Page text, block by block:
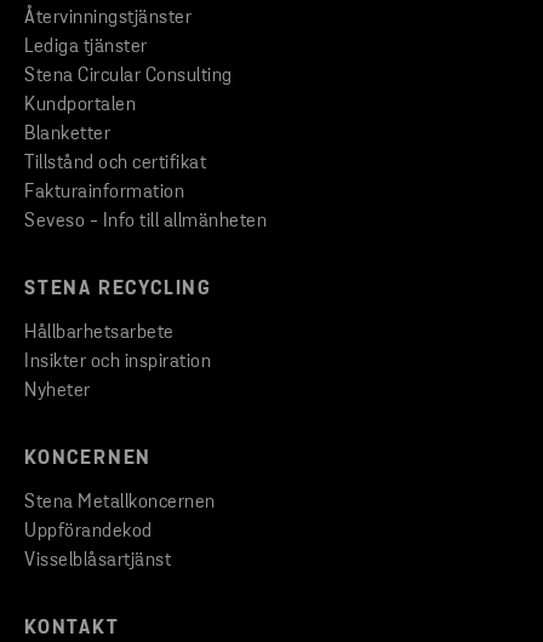
Återvinningstjänster
Lediga tjänster
Stena Circular Consulting
Kundportalen
Blanketter
Tillstånd och certifikat
Fakturainformation
Seveso - Info till allmänheten
STENA RECYCLING
Hållbarhetsarbete
Insikter och inspiration
Nyheter
KONCERNEN
Stena Metallkoncernen
Uppförandekod
Visselblåsartjänst
KONTAKT